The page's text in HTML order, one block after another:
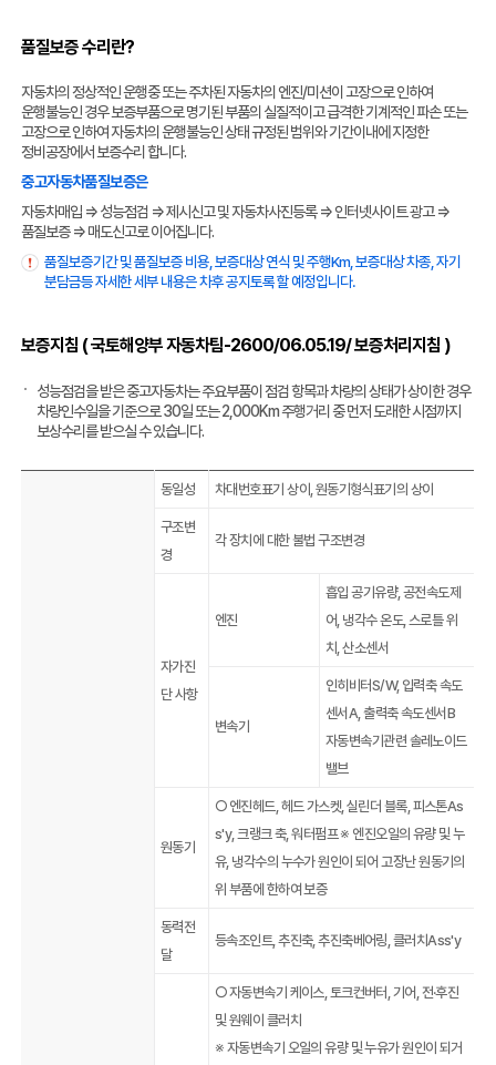
품질보증 수리란?
자동차의 정상적인 운행중 또는 주차된 자동차의 엔진/미션이 고장으로 인하여
운행불능인 경우 보증부품으로 명기된 부품의 실질적이고 급격한 기계적인 파손 또는
고장으로 인하여 자동차의 운행불능인 상태 규정된 범위와 기간이내에 지정한
정비공장에서 보증수리 합니다.
중고자동차품질보증은
자동차매입 ⇒ 성능점검 ⇒ 제시신고 및 자동차사진등록 ⇒ 인터넷사이트 광고 ⇒
품질보증 ⇒ 매도신고로 이어집니다.
품질보증기간 및 품질보증 비용, 보증대상 연식 및 주행Km, 보증대상 차종, 자기
분담금등 자세한 세부 내용은 차후 공지토록 할 예정입니다.
보증지침 ( 국토해양부 자동차팀-2600/06.05.19/ 보증처리지침 )
성능점검을 받은 중고자동차는 주요부품이 점검 항목과 차량의 상태가 상이한 경우
차량인수일을 기준으로 30일 또는 2,000Km 주행거리 중 먼저 도래한 시점까지
보상수리를 받으실 수 있습니다.
동일성 차대번호표기 상이, 원동기형식표기의 상이
구조변
경
각 장치에 대한 불법 구조변경
자가진
단 사항
엔진
흡입 공기유량, 공전속도제
어, 냉각수 온도, 스로틀 위
치, 산소센서
변속기
인히비터S/W, 입력축 속도
센서A, 출력축 속도센서B
자동변속기관련 솔레노이드
밸브
원동기
○ 엔진헤드, 헤드 가스켓, 실린더 블록, 피스톤As
s'y, 크랭크 축, 워터펌프 ※ 엔진오일의 유량 및 누
유, 냉각수의 누수가 원인이 되어 고장난 원동기의
위 부품에 한하여 보증
동력전
달
등속조인트, 추진축, 추진축베어링, 클러치Ass'y
○ 자동변속기 케이스, 토크컨버터, 기어, 전·후진
및 원웨이 클러치
※ 자동변속기 오일의 유량 및 누유가 원인이 되거